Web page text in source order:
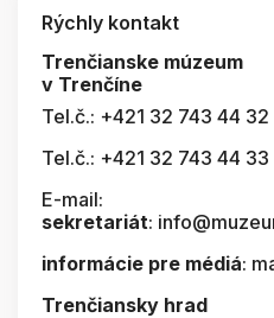
Rýchly kontakt
Trenčianske múzeum
v Trenčíne
Tel.č.: +421 32 743 44 32
Tel.č.: +421 32 743 44 33
E-mail:
sekretariát:
informácie pre médiá:
Trenčiansky hrad